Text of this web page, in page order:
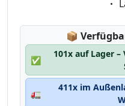
📦
✅
101x auf Lager
🚛
411x im